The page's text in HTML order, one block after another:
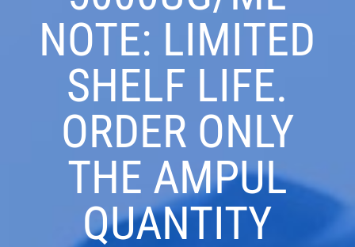
NOTE: LIMITED
SHELF LIFE.
ORDER ONLY
THE AMPUL
QUANTITY